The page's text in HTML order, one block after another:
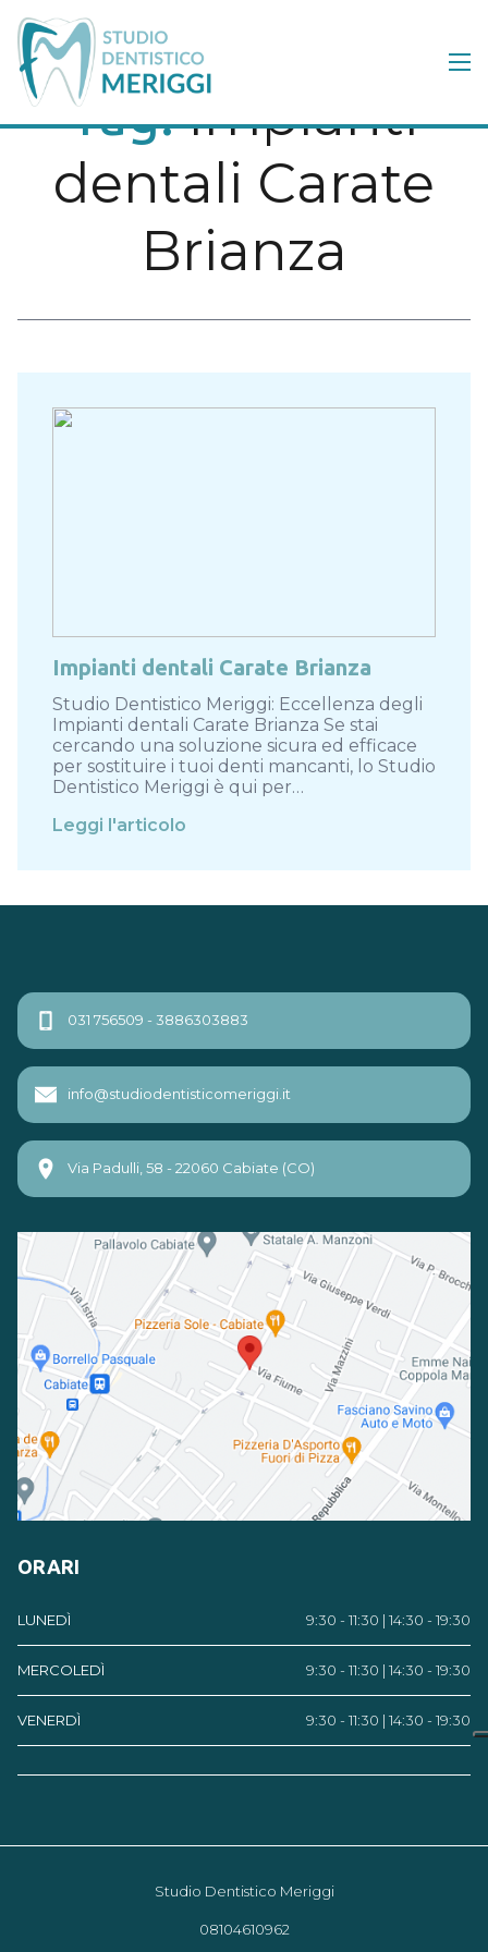
Tag:Impianti
dentali Carate
Brianza
Impianti dentali Carate Brianza
Studio Dentistico Meriggi: Eccellenza degli
Impianti dentali Carate Brianza Se stai
cercando una soluzione sicura ed efficace
per sostituire i tuoi denti mancanti, lo Studio
Dentistico Meriggi è qui per…
Leggi l'articolo
031 756509 - 3886303883
info@studiodentisticomeriggi.it
Via Padulli, 58 - 22060 Cabiate (CO)
ORARI
LUNEDÌ 9:30 - 11:30 | 14:30 - 19:30
MERCOLEDÌ 9:30 - 11:30 | 14:30 - 19:30
VENERDÌ 9:30 - 11:30 | 14:30 - 19:30
Studio Dentistico Meriggi
08104610962